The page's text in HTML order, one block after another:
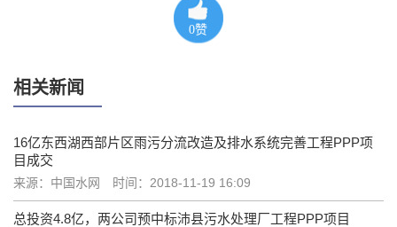
0赞
相关新闻
16亿东西湖西部片区雨污分流改造及排水系统完善工程PPP项
目成交
来源：中国水网 时间：2018-11-19 16:09
总投资4.8亿，两公司预中标沛县污水处理厂工程PPP项目